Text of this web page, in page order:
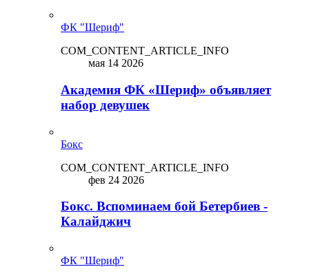
ФК "Шериф"
COM_CONTENT_ARTICLE_INFO
мая 14 2026
Академия ФК «Шериф» объявляет
набор девушек
Бокс
COM_CONTENT_ARTICLE_INFO
фев 24 2026
Бокс. Вспоминаем бой Бетербиев -
Калайджич
ФК "Шериф"